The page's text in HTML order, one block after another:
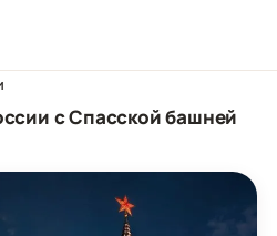
с Спасской башней